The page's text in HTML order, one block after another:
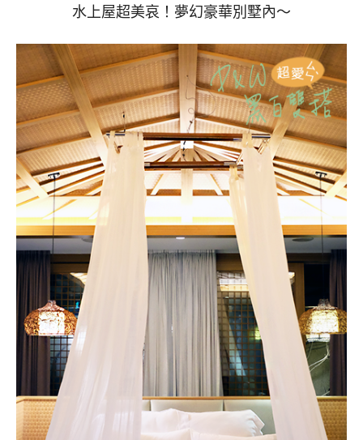
水上屋超美哀！夢幻豪華別墅內～